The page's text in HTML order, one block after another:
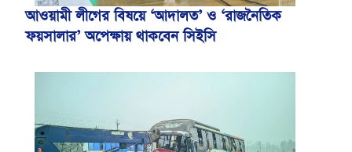
আওয়ামী লীগের বিষয়ে ‘আদালত’ ও ‘রাজনৈতিক
ফয়সালার’ অপেক্ষায় থাকবেন সিইসি